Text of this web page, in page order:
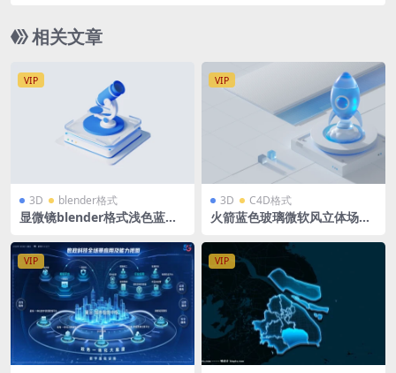
相关文章
VIP
3D blender格式
显微镜blender格式浅色蓝白
立体底座
VIP
3D C4D格式
火箭蓝色玻璃微软风立体场景
D格式R23 OC渲染器 2560 x1
005
VIP VIP